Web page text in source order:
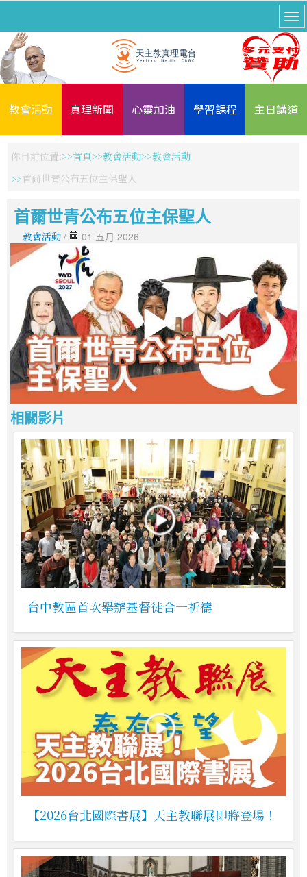
教會活動 真理新聞 心靈加油 學習課程 主日講道
你目前位置: 首頁 教會活動
教會活動
首爾世青公布五位主保聖人
首爾世青公布五位主保聖人
教會活動 / 01 五月 2026
相關影片
台中教區首次舉辦基督徒合一祈禱
【2026台北國際書展】天主教聯展即將登場！